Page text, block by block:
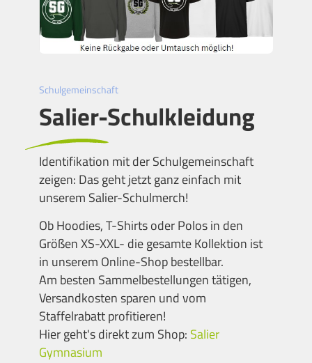
Schulgemeinschaft
Salier-Schulkleidung
Identifikation mit der Schulgemeinschaft
zeigen: Das geht jetzt ganz einfach mit
unserem Salier-Schulmerch!
Ob Hoodies, T-Shirts oder Polos in den
Größen XS-XXL- die gesamte Kollektion ist
in unserem Online-Shop bestellbar.
Am besten Sammelbestellungen tätigen,
Versandkosten sparen und vom
Staffelrabatt profitieren!
Hier geht's direkt zum Shop: Salier
Gymnasium